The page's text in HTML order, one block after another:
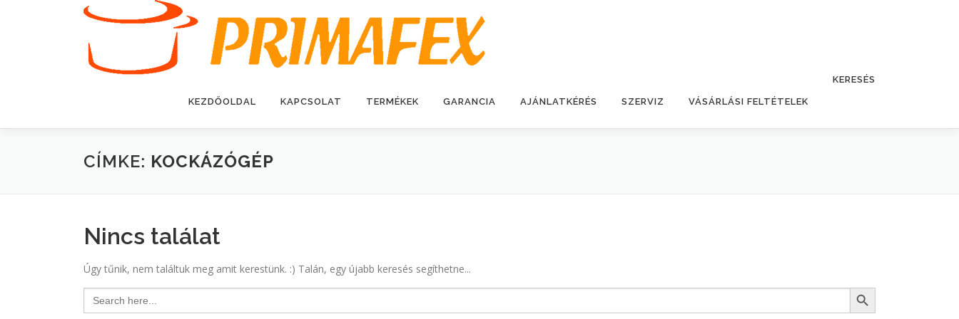
KEZDŐOLDAL KAPCSOLAT TERMÉKEK GARANCIA AJÁNLATKÉRÉS SZERVIZ VÁSÁRLÁSI FELTÉTELEK
KERESÉS
CÍMKE: KOCKÁZÓGÉP
Nincs találat
Úgy tűnik, nem találtuk meg amit kerestünk. :) Talán, egy újabb keresés segíthetne...
Search
for:
Search Button